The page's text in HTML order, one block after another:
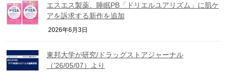
エスエス製薬、睡眠PB「ドリエルユアリズム」に肌ケ
アを訴求する新作を追加
2026年6月3日
東邦大学が研究/ドラッグストアジャーナル
（’26/05/07）より